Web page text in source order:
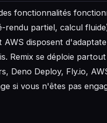
fonctionnalités
rendu partiel, calcul
disposent
Remix se déploie
Deno Deploy, Fly.io,
si vous n'êtes pas